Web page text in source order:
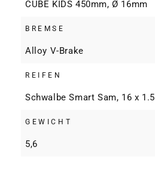
CUBE KIDS 450mm, Ø 16mm
BREMSE
Alloy V-Brake
REIFEN
Schwalbe Smart Sam, 16 x 1.5
GEWICHT
5,6